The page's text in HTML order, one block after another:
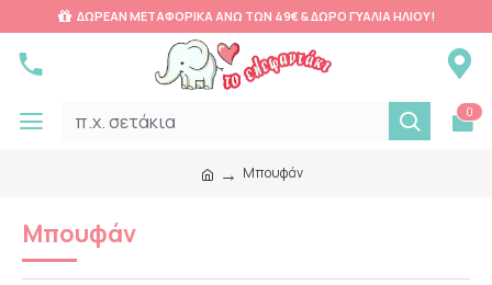
ΔΩΡΕΑΝ ΜΕΤΑΦΟΡΙΚΑ ΑΝΩ ΤΩΝ 49€ & ΔΩΡΟ ΓΥΑΛΙΑ ΗΛΙΟΥ!
0
Μπουφάν
Μπουφάν